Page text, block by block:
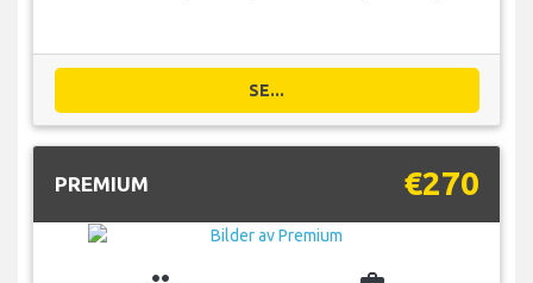
SE...
PREMIUM €270